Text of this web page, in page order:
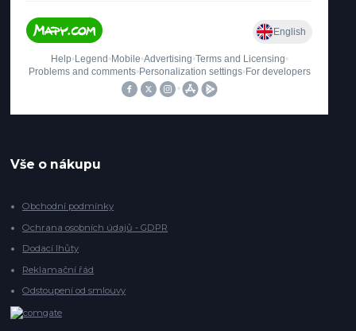
Vše o nákupu
Obchodní podmínky
Ochrana osobních údajů - GDPR
Dodací lhůty
Reklamační řád
Odstoupení od smlouvy